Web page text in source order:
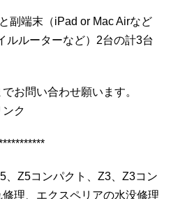
副端末（iPad or Mac Airなど
ルルーターなど）2台の計3台
お問い合わせ願います。
ク
、Z5コンパクト、Z3、Z3コン
理、エクスペリアの水没修理